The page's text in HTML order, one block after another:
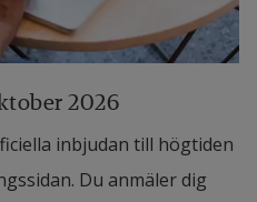
2026
inbjudan till högtiden
Du anmäler dig